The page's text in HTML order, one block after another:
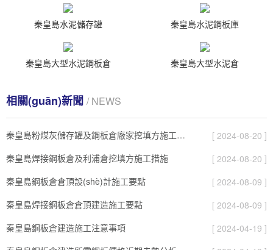
秦皇島水泥儲存罐 秦皇島水泥鋼板庫
秦皇島大型水泥鋼板倉 秦皇島大型水泥倉
相關(guān)新聞 / NEWS
秦皇島粉煤灰儲存罐及鋼板倉廠家挖填方施工措施
[ 2024-08-20 ]
秦皇島焊接鋼板倉及利浦倉挖填方施工措施
[ 2024-08-20 ]
秦皇島鋼板倉倉頂設(shè)計施工要點
[ 2024-08-09 ]
秦皇島焊接鋼板倉倉頂建造施工要點
[ 2024-08-09 ]
秦皇島鋼板倉建造施工注意事項
[ 2024-04-19 ]